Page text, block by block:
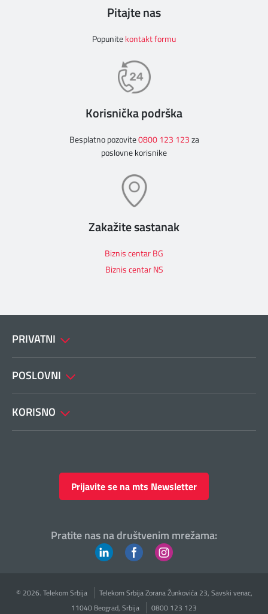
Pitajte nas
Popunitekontakt formu
Korisnička podrška
Besplatno pozovite0800 123 123za
poslovne korisnike
Zakažite sastanak
Biznis centar BG
Biznis centar NS
PRIVATNI
POSLOVNI
KORISNO
Prijavite se na mts Newsletter
Pratite nas na društvenim mrežama:
© 2026. Telekom Srbija
Telekom Srbija Zorana Žunkovića 23, Savski venac,
11040 Beograd, Srbija
0800 123 123